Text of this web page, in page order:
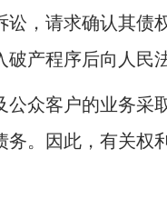
，请求确认其债
产程序后向人民
众客户的业务采
。因此，有关权